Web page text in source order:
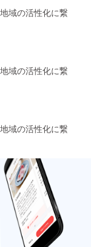
域の活性化に繋
域の活性化に繋
域の活性化に繋